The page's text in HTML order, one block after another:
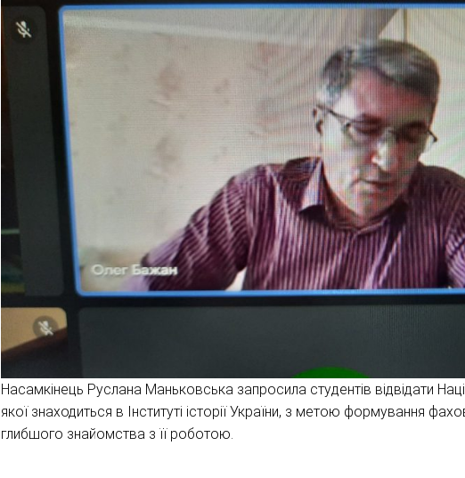
Насамкінець Руслана Маньковська запросила студентів відвідати
якої знаходиться в Інституті історії України, з метою формування
глибшого знайомства з її роботою.